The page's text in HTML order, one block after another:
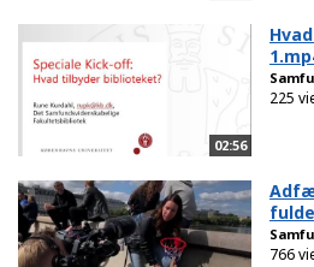
02:56
225
766